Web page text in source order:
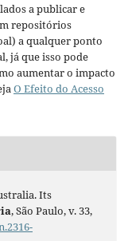
a publicar e
repositórios
a qualquer ponto
já que isso pode
aumentar o impacto
O Efeito do Acesso
Its
, São Paulo, v. 33,